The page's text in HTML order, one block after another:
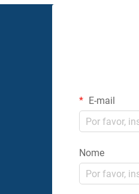
E-mail
Nome